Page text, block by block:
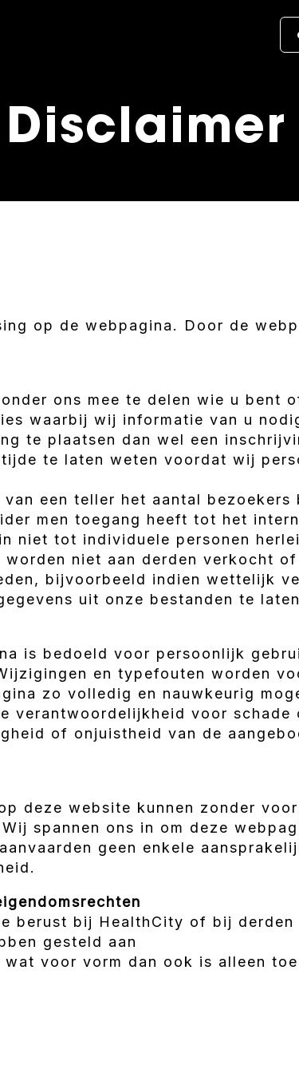
Disclaimer
op de webpagina. Door de
ons mee te delen wie u bent
waarbij wij informatie van u
te plaatsen dan wel een
te laten weten voordat wij
een teller het aantal
men toegang heeft tot het
niet tot individuele personen
worden niet aan derden verkocht
bijvoorbeeld indien wettelijk
uit onze bestanden te
is bedoeld voor persoonlijk
en typefouten worden
zo volledig en nauwkeurig
verantwoordelijkheid voor schade
of onjuistheid van de
deze website kunnen zonder
spannen ons in om deze
geen enkele
berust bij HealthCity of bij
gesteld aan
voor vorm dan ook is alleen